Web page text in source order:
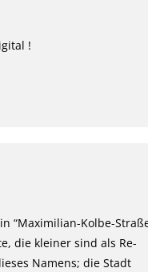
!
“Maximilian-Kolbe-
die kleiner sind als Re-
Namens; die Stadt